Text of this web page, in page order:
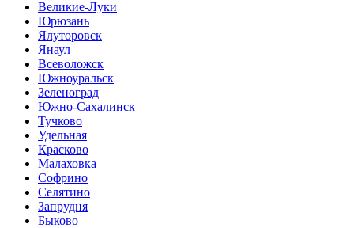
Великие-Луки
Юрюзань
Ялуторовск
Янаул
Всеволожск
Южноуральск
Зеленоград
Южно-Сахалинск
Тучково
Удельная
Красково
Малаховка
Софрино
Селятино
Запрудня
Быково